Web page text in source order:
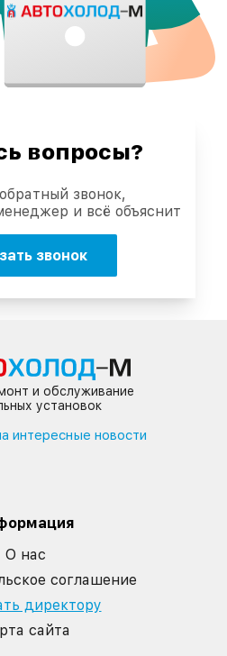
вопросы?
звонок,
и всё объяснит
звонок
и обслуживание
установок
интересные новости
О нас
соглашение
директору
сайта